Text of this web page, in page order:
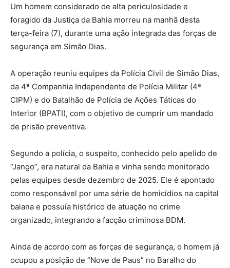
Um homem considerado de alta periculosidade e
foragido da Justiça da Bahia morreu na manhã desta
terça-feira (7), durante uma ação integrada das forças de
segurança em Simão Dias.
A operação reuniu equipes da Polícia Civil de Simão Dias,
da 4ª Companhia Independente de Polícia Militar (4ª
CIPM) e do Batalhão de Polícia de Ações Táticas do
Interior (BPATI), com o objetivo de cumprir um mandado
de prisão preventiva.
Segundo a polícia, o suspeito, conhecido pelo apelido de
“Jango”, era natural da Bahia e vinha sendo monitorado
pelas equipes desde dezembro de 2025. Ele é apontado
como responsável por uma série de homicídios na capital
baiana e possuía histórico de atuação no crime
organizado, integrando a facção criminosa BDM.
Ainda de acordo com as forças de segurança, o homem já
ocupou a posição de “Nove de Paus” no Baralho do